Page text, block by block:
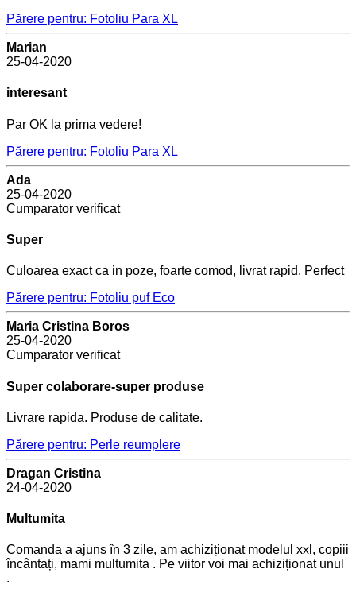
Părere pentru: Fotoliu Para XL
Marian
25-04-2020
interesant
Par OK la prima vedere!
Părere pentru: Fotoliu Para XL
Ada
25-04-2020
Cumparator verificat
Super
Culoarea exact ca in poze, foarte comod, livrat rapid. Perfect
Părere pentru: Fotoliu puf Eco
Maria Cristina Boros
25-04-2020
Cumparator verificat
Super colaborare-super produse
Livrare rapida. Produse de calitate.
Părere pentru: Perle reumplere
Dragan Cristina
24-04-2020
Multumita
Comanda a ajuns în 3 zile, am achiziționat modelul xxl, copiii
încântați, mami multumita . Pe viitor voi mai achiziționat unul
.